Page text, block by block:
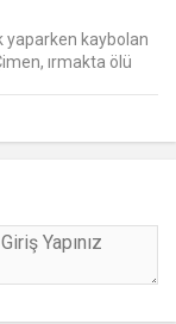
tutmak
yaparken kaybolan
ırmakta ölü
boğuldu" dedi.